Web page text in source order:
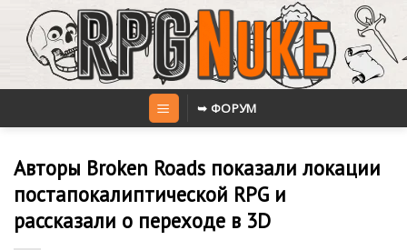
content
➥ ФОРУМ
Авторы Broken Roads показали локации
постапокалиптической RPG и
рассказали о переходе в 3D